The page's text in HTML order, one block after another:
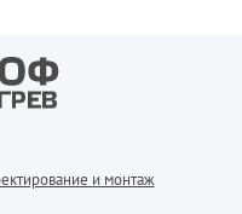
и монтаж